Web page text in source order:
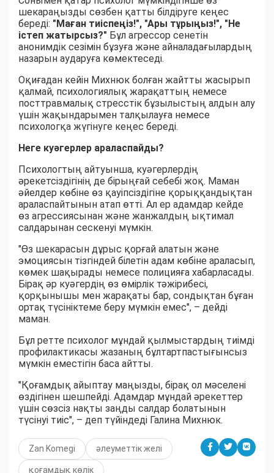
шекараңызды сөзбен қатты білдіруге кеңес
береді: "Маған тиіспеңіз!", "Ары тұрыңыз!", "Не
істеп жатырсыз?" Бұл агрессор сенетін
анонимдік сезімін бұзуға және айналадағылардың
назарын аударуға көмектеседі.
Оқиғадан кейін Михнюк болған жайтты жасырып
қалмай, психологиялық жарақаттың немесе
посттравмалық стресстік бұзылыстың алдын алу
үшін жақындарымен талқылауға немесе
психологқа жүгінуге кеңес береді.
Неге куәгерлер араласпайды?
Психологтың айтуынша, куәгерлердің
әрекетсіздігінің де бірыңғай себебі жоқ. Маман
әйелдер көбіне өз қауіпсіздігіне қорыққандықтан
араласпайтынын атап өтті. Ал ер адамдар кейде
өз агрессиясынан және жанжалдың ықтимал
салдарынан сескенуі мүмкін.
"Өз шекарасын дұрыс қорғай алатын және
эмоциясын тізгіндей білетін адам көбіне араласып,
көмек шақырады немесе полицияға хабарласады.
Бірақ әр куәгердің өз өмірлік тәжірибесі,
қорқынышы мен жарақаты бар, сондықтан бұған
ортақ түсініктеме беру мүмкін емес", – дейді
маман.
Бұл ретте психолог мұндай қылмыстардың тиімді
профилактикасы жазаның бұлтартпастығынсыз
мүмкін еместігін баса айтты.
"Қоғамдық айыптау маңызды, бірақ ол мәселені
өздігінен шешпейді. Адамдар мұндай әрекеттер
үшін сөзсіз нақты заңды салдар болатынын
түсінуі тиіс", – деп түйіндеді Галина Михнюк.
Zan Komegi әлеуметтік желі
қоғамдық көлік